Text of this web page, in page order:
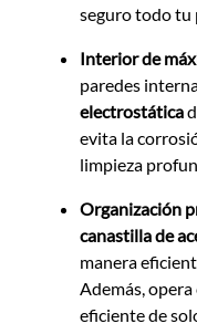
seguro todo tu
Interior de
paredes
electrostática
evita la
limpieza
Organización
canastilla de
manera
Además,
eficiente de